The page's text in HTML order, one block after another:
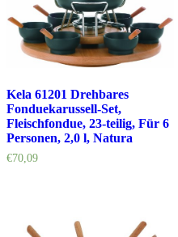
Kela 61201 Drehbares
Fonduekarussell-Set,
Fleischfondue, 23-teilig, Für 6
Personen, 2,0 l, Natura
€70,09